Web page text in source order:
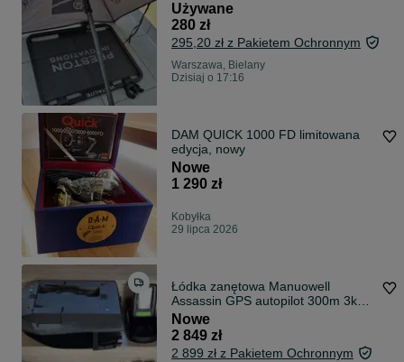
Używane
280 zł
295,20 zł z Pakietem Ochronnym
Warszawa, Bielany
Dzisiaj o 17:16
DAM QUICK 1000 FD limitowana
edycja, nowy
Nowe
1 290 zł
Kobyłka
29 lipca 2026
Łódka zanętowa Manuowell
Assassin GPS autopilot 300m 3kg
karp POKROWIEC - NOWA
Nowe
2 849 zł
2 899 zł z Pakietem Ochronnym